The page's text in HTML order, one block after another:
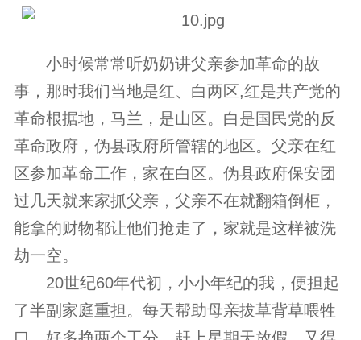
小时候常常听奶奶讲父亲参加革命的故
事，那时我们当地是红、白两区,红是共产党的
革命根据地，马兰，是山区。白是国民党的反
革命政府，伪县政府所管辖的地区。父亲在红
区参加革命工作，家在白区。伪县政府保安团
过几天就来家抓父亲，父亲不在就翻箱倒柜，
能拿的财物都让他们抢走了，家就是这样被洗
劫一空。
20世纪60年代初，小小年纪的我，便担起
了半副家庭重担。每天帮助母亲拔草背草喂牲